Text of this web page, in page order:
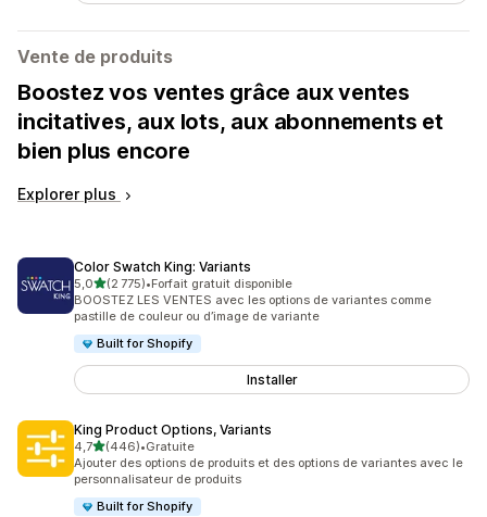
Vente de produits
Boostez vos ventes grâce aux ventes
incitatives, aux lots, aux abonnements et
bien plus encore
Explorer plus
Color Swatch King: Variants
5,0étoile(s) sur 5
(2 775)
2775 avis au total
•Forfait gratuit disponible
BOOSTEZ LES VENTES avec les options de variantes comme
pastille de couleur ou d’image de variante
Built for Shopify
Installer
King Product Options, Variants
4,7étoile(s) sur 5
(446)
446 avis au total
•Gratuite
Ajouter des options de produits et des options de variantes avec le
personnalisateur de produits
Built for Shopify